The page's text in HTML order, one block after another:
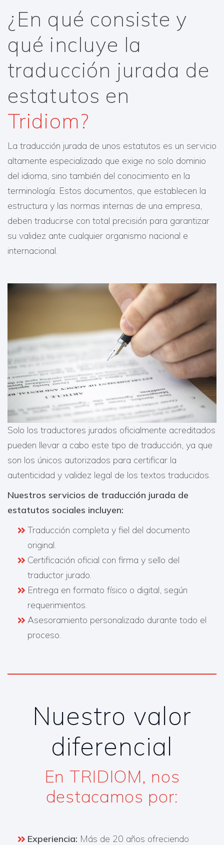
¿En qué consiste y
qué incluye la
traducción jurada de
estatutos en
Tridiom?
La traducción jurada de unos estatutos es un servicio
altamente especializado que exige no solo dominio
del idioma, sino también del conocimiento en la
terminología. Estos documentos, que establecen la
estructura y las normas internas de una empresa,
deben traducirse con total precisión para garantizar
su validez ante cualquier organismo nacional e
internacional.
Solo los traductores jurados oficialmente acreditados
pueden llevar a cabo este tipo de traducción, ya que
son los únicos autorizados para certificar la
autenticidad y validez legal de los textos traducidos.
Nuestros servicios de traducción jurada de
estatutos sociales incluyen:​
Traducción completa y fiel del documento
original.
Certificación oficial con firma y sello del
traductor jurado.
Entrega en formato físico o digital, según
requerimientos.
Asesoramiento personalizado durante todo el
proceso.​
Nuestro valor
diferencial
En TRIDIOM, nos
destacamos por:​
Experiencia: Más de 20 años ofreciendo